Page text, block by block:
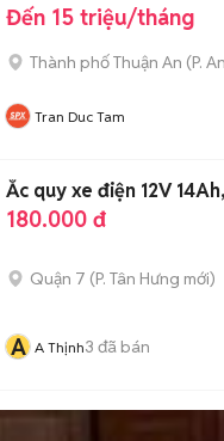
Đến 15 triệu/tháng
Thành phố Thuận An (P.
Tran Duc Tam
Ắc quy xe điện 12V
180.000 đ
Quận 7 (P. Tân Hưng mới)
A A Thịnh3 đã bán